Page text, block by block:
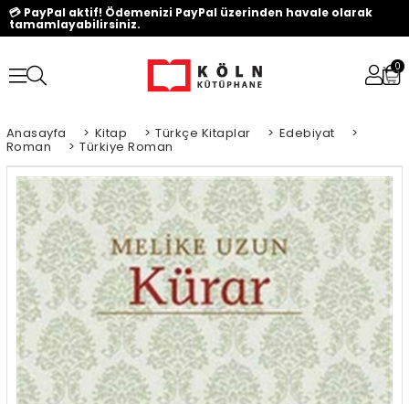
💳 PayPal aktif! Ödemenizi PayPal üzerinden havale olarak
tamamlayabilirsiniz.
0
Anasayfa > Kitap > Türkçe Kitaplar > Edebiyat >
Roman > Türkiye Roman